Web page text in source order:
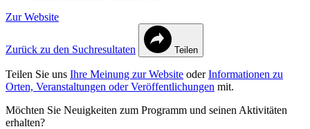
Zur Website
Zurück zu den Suchresultaten Teilen
Teilen Sie uns Ihre Meinung zur Website oderInformationen zu
Orten, Veranstaltungen oder Veröffentlichungen mit.
Möchten Sie Neuigkeiten zum Programm und seinen Aktivitäten
erhalten?